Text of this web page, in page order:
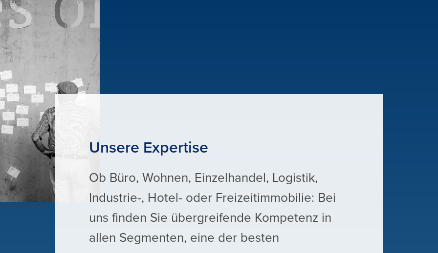
Unsere Expertise
Ob Büro, Wohnen, Einzelhandel, Logistik,
Industrie-, Hotel- oder Freizeitimmobilie: Bei
uns finden Sie übergreifende Kompetenz in
allen Segmenten, eine der besten